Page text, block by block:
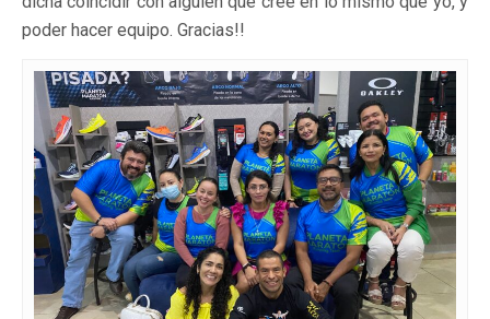
poder hacer equipo. Gracias!!